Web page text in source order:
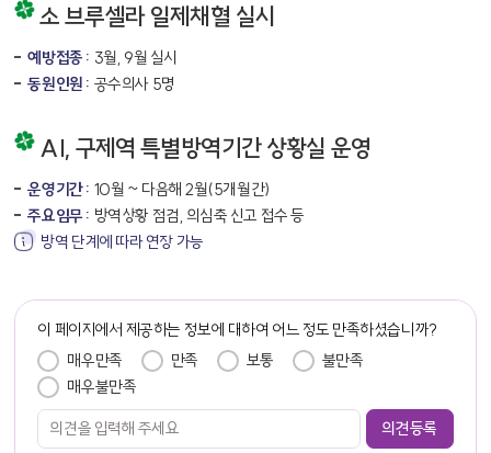
소 브루셀라 일제채혈 실시
예방접종 : 3월, 9월 실시
동원인원 : 공수의사 5명
AI, 구제역 특별방역기간 상황실 운영
운영기간 : 10월 ~ 다음해 2월(5개월간)
주요임무 : 방역상황 점검, 의심축 신고 접수 등
방역 단계에 따라 연장 가능
이 페이지에서 제공하는 정보에 대하여 어느 정도 만족하셨습니까?
매우만족 만족 보통
불만족
매우불만족